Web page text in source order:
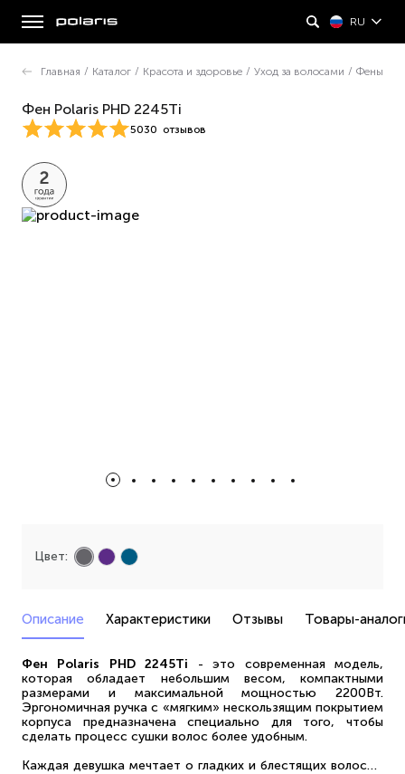
RU
Главная / Каталог / Красота и здоровье / Уход за волосами / Фены
Фен Polaris PHD 2245Ti
5030 отзывов
Цвет:
Описание Характеристики Отзывы Товары-
Фен Polaris PHD 2245Ti - это современная модель,
которая обладает небольшим весом, компактными
размерами и максимальной мощностью 2200Вт.
Эргономичная ручка с «мягким» нескользящим покрытием
корпуса предназначена специально для того, чтобы
сделать процесс сушки волос более удобным.
Каждая девушка мечтает о гладких и блестящих волосах.